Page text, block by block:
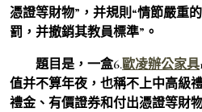
憑證等財物”，并規則“情節嚴重
罰，并撤銷其教員標準”。
題目是，一盒6.歐凌辦公家具
值并不算年夜，也稱不上中高級
禮金、有價證券和付出憑證等財